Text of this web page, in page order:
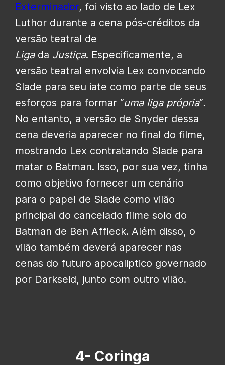
Exterminador, foi visto ao lado de Lex
Luthor durante a cena pós-créditos da
versão teatral de
Ligada Justiça. Especificamente, a
versão teatral envolvia Lex convocando
Slade para seu iate como parte de seus
esforços para formar “uma liga própria“.
No entanto, a versão de Snyder dessa
cena deveria aparecer no final do filme,
mostrando Lex contratando Slade para
matar o Batman. Isso, por sua vez, tinha
como objetivo fornecer um cenário
para o papel de Slade como vilão
principal do cancelado filme solo do
Batman de Ben Affleck. Além disso, o
vilão também deverá aparecer nas
cenas do futuro apocaliptico governado
por Darkseid, junto com outro vilão.
4- Coringa